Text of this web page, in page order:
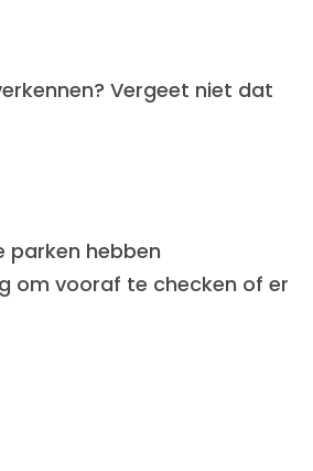
Vergeet niet dat
parken hebben
om vooraf te checken of er